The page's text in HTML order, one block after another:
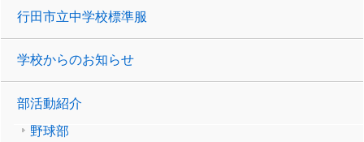
行田市立中学校標準服
学校からのお知らせ
部活動紹介
野球部